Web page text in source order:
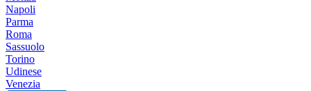
Napoli
Parma
Roma
Sassuolo
Torino
Udinese
Venezia